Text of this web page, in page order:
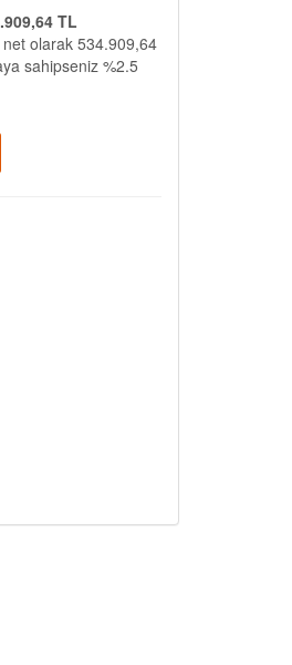
TL
net olarak 534.909,64
sahipseniz %2.5